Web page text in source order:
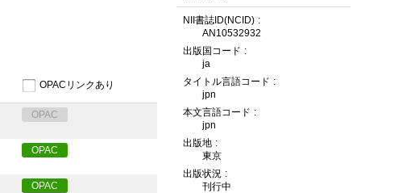
OPACリンクあり
OPAC
OPAC
OPAC
NII書誌ID(NCID)
AN10532932
出版国コード
ja
タイトル言語コード
jpn
本文言語コード
jpn
出版地
東京
出版状況
刊行中